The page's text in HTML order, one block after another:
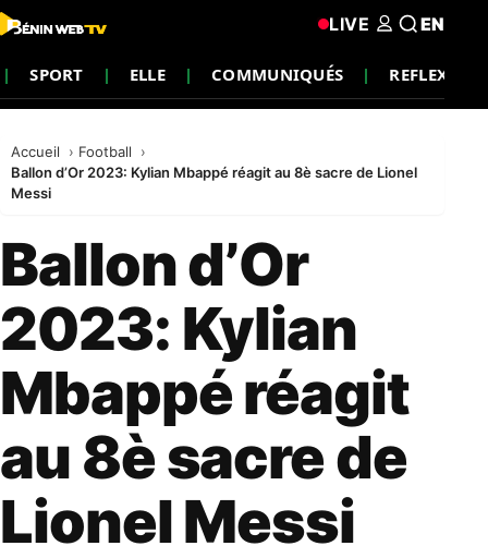
SPORT ELLE COMMUNIQUÉS REFLEXION
LIVE EN
Accueil
Football
Ballon d’Or 2023: Kylian Mbappé réagit au 8è sacre de Lionel
Messi
Ballon d’Or
2023: Kylian
Mbappé réagit
au 8è sacre de
Lionel Messi